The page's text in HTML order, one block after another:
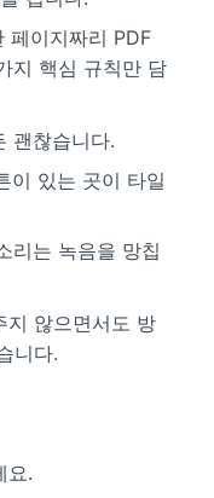
페이지짜리 PDF
지 핵심 규칙만 담
괜찮습니다.
이 있는 곳이 타일
리는 녹음을 망칩
지 않으면서도 방
니다.
요.